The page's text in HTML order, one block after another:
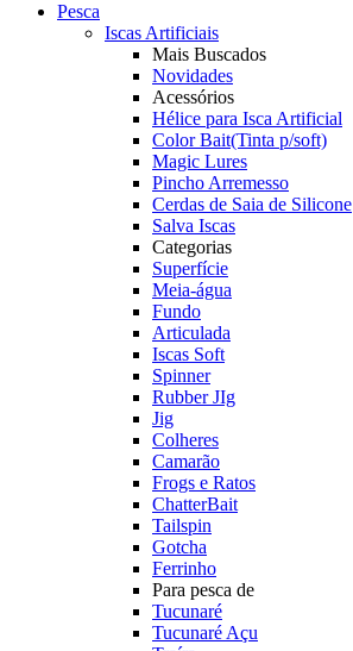
Pesca
Iscas Artificiais
Mais Buscados
Novidades
Acessórios
Hélice para Isca Artificial
Color Bait(Tinta p/soft)
Magic Lures
Pincho Arremesso
Cerdas de Saia de Silicone
Salva Iscas
Categorias
Superfície
Meia-água
Fundo
Articulada
Iscas Soft
Spinner
Rubber JIg
Jig
Colheres
Camarão
Frogs e Ratos
ChatterBait
Tailspin
Gotcha
Ferrinho
Para pesca de
Tucunaré
Tucunaré Açu